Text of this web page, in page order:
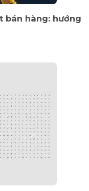
bán hàng: hướng